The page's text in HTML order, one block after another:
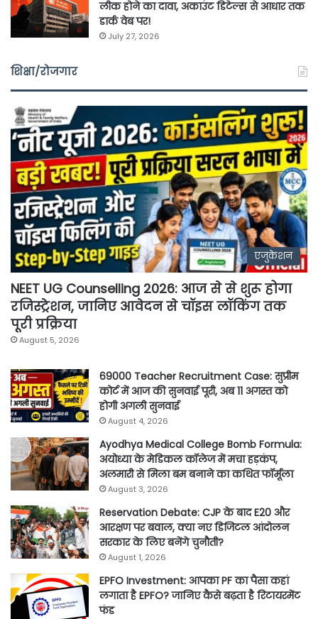
लीक होने का दावा, अकाउंट डिटेल्स से आधार तक
डार्क वेब पर!
July 27, 2026
शिक्षा/रोजगार
एजुकेशन
NEET UG Counselling 2026: आज से से शुरू होगा
रजिस्ट्रेशन, जानिए आवेदन से चॉइस लॉकिंग तक
पूरी प्रक्रिया
August 5, 2026
69000 Teacher Recruitment Case: सुप्रीम
कोर्ट में आज की सुनवाई पूरी, अब 11 अगस्त को
होगी अगली सुनवाई
August 4, 2026
Ayodhya Medical College Bomb Formula:
अयोध्या के मेडिकल कॉलेज में मचा हड़कंप,
अलमारी से मिला बम बनाने का कथित फॉर्मूला
August 3, 2026
Reservation Debate: CJP के बाद E20 और
आरक्षण पर बवाल, क्या नए डिजिटल आंदोलन
सरकार के लिए बनेंगे चुनौती?
August 1, 2026
EPFO Investment: आपका PF का पैसा कहां
लगाता है EPFO? जानिए कैसे बढ़ता है रिटायरमेंट
फंड